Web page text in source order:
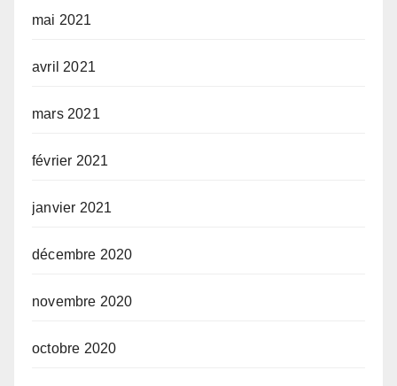
mai 2021
avril 2021
mars 2021
février 2021
janvier 2021
décembre 2020
novembre 2020
octobre 2020